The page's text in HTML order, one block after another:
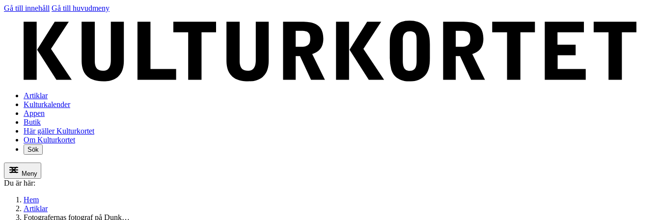
Gå till innehåll Gå till huvudmeny
Artiklar
Kulturkalender
Appen
Butik
Här gäller Kulturkortet
Om Kulturkortet
Sök
Meny
Du är här:
Hem
Artiklar
Fotografernas fotograf på Dunk…